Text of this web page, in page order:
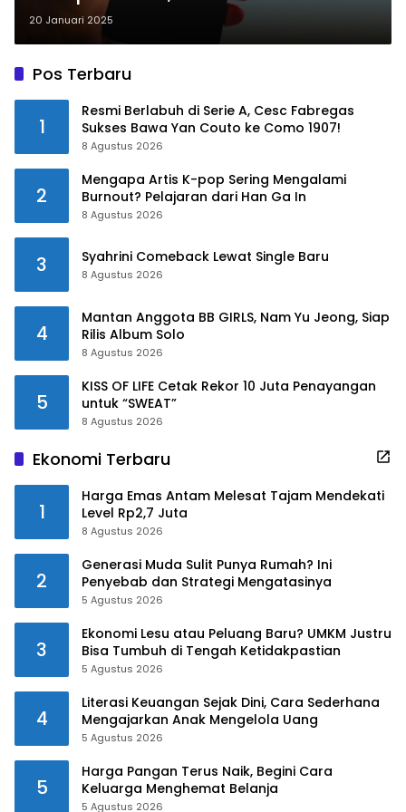
Keamanan Nasional Jadi Pemicu
Utama
20 Januari 2025
Pos Terbaru
1
Resmi Berlabuh di Serie A, Cesc Fabregas
Sukses Bawa Yan Couto ke Como 1907!
8 Agustus 2026
2
Mengapa Artis K-pop Sering Mengalami
Burnout? Pelajaran dari Han Ga In
8 Agustus 2026
3 Syahrini Comeback Lewat Single Baru
8 Agustus 2026
4
Mantan Anggota BB GIRLS, Nam Yu Jeong, Siap
Rilis Album Solo
8 Agustus 2026
5
KISS OF LIFE Cetak Rekor 10 Juta Penayangan
untuk “SWEAT”
8 Agustus 2026
Ekonomi Terbaru
1
Harga Emas Antam Melesat Tajam Mendekati
Level Rp2,7 Juta
8 Agustus 2026
2
Generasi Muda Sulit Punya Rumah? Ini
Penyebab dan Strategi Mengatasinya
5 Agustus 2026
3
Ekonomi Lesu atau Peluang Baru? UMKM Justru
Bisa Tumbuh di Tengah Ketidakpastian
5 Agustus 2026
4
Literasi Keuangan Sejak Dini, Cara Sederhana
Mengajarkan Anak Mengelola Uang
5 Agustus 2026
5
Harga Pangan Terus Naik, Begini Cara
Keluarga Menghemat Belanja
5 Agustus 2026